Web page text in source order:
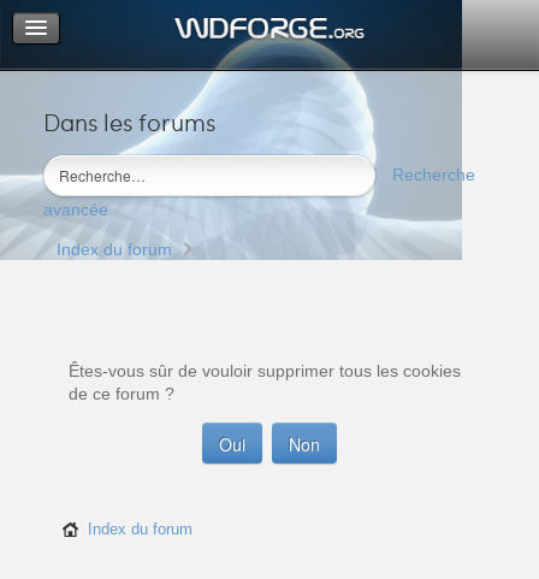
Dans les forums
Recherche
avancée
Portail
Index du forum
M’enregistrer
Connexion
Index du forum
Êtes-vous sûr de vouloir supprimer tous les cookies
de ce forum ?
Index du forum